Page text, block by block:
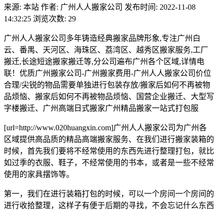
来源: 本站 作者: 广州人人搬家公司 发布时间: 2022-11-08
14:32:25 浏览次数: 29
广州人人搬家公司多年铸造经典搬家品牌形象,专注广州白
云、番禺、天河区、海珠区、荔湾区、越秀区搬家服务,工厂
搬迁,长途短途搬家搬迁等,分公司遍布广州各个区域,详情电
联！优质广州搬家公司-广州搬家费用-广州人人搬家公司价位
合理/尖锐的物品需要单独进行包装存放/搬家后如何不再被物
品烦恼、搬家后如何不再被物品烦恼、国营企业搬迁、大型写
字楼搬迁、广州高端日式搬家广州精品搬家一站式打包服
[url=http://www.020huangxin.com]广州人人搬家公司为广州各
区域提供高品质的精品高端搬家服务、在我们进行搬家装箱的
时候，首先我们要将不经常使用的东西先进行整理打包，就比
如过季的衣服、鞋子，不经常使用的书本，或者是一些不经常
使用的家具摆饰等。
第一，我们在进行装箱打包的时候，可以一个房间一个房间的
进行收拾整理，这样子有便于后期的寻找，不会忘记什么东西